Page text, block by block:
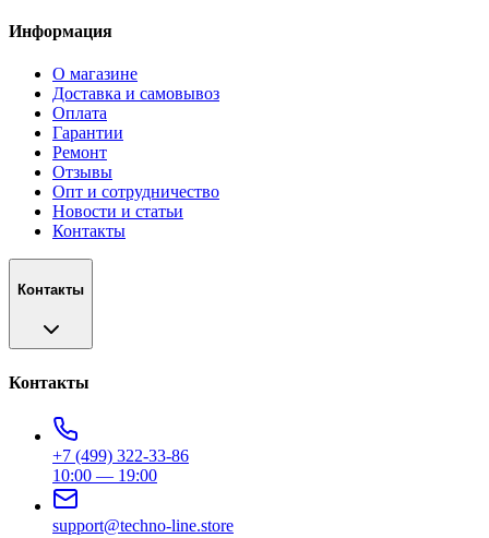
Информация
О магазине
Доставка и самовывоз
Оплата
Гарантии
Ремонт
Отзывы
Опт и сотрудничество
Новости и статьи
Контакты
Контакты
Контакты
+7 (499) 322-33-86
10:00 — 19:00
support@techno-line.store